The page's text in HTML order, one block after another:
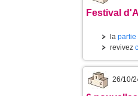
Festival
la partie
revivez
26/10/